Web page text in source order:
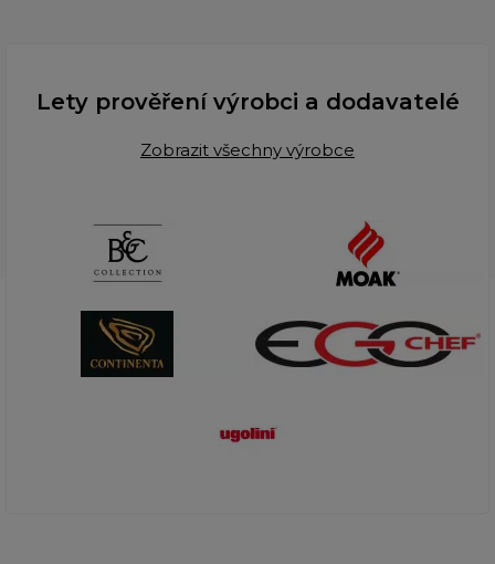
Lety prověření výrobci a dodavatelé
Zobrazit všechny výrobce